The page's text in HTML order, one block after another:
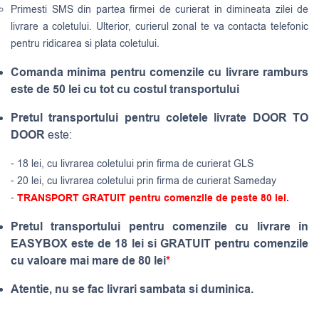
Primesti SMS din partea firmei de curierat in dimineata zilei de
livrare a coletului. Ulterior, curierul zonal te va contacta telefonic
pentru ridicarea si plata coletului.
Comanda minima pentru comenzile cu livrare ramburs
este de 50 lei cu tot cu costul transportului
Pretul transportului pentru coletele livrate DOOR TO
DOOReste:
- 18 lei, cu livrarea coletului prin firma de curierat GLS
- 20 lei, cu livrarea coletului prin firma de curierat Sameday
- TRANSPORT GRATUIT pentru comenzile de peste 80 lei.
Pretul transportului pentru comenzile cu livrare in
EASYBOX este de 18 lei si GRATUIT pentru comenzile
cu valoare mai mare de 80 lei*
Atentie, nu se fac livrari sambata si duminica.